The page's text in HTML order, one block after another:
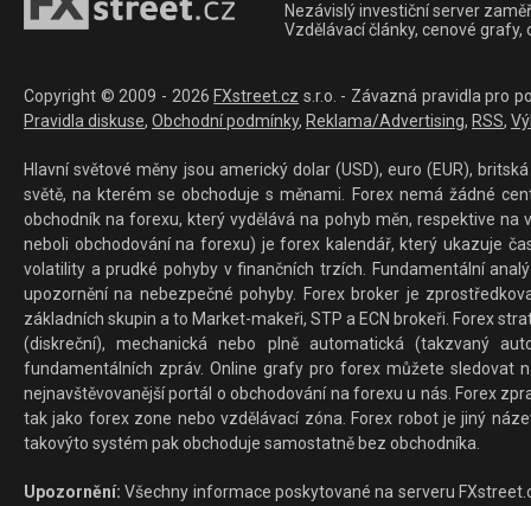
Nezávislý investiční server
Vzdělávací články, cenové
Copyright © 2009 - 2026 FXstreet.cz s.r.o. - Závazná pravidla pro
Pravidla diskuse, Obchodní podmínky, Reklama/Advertising, RSS,
Hlavní světové měny jsou americký dolar (USD), euro (EUR),
světě, na kterém se obchoduje s měnami. Forex nemá žádné
obchodník na forexu, který vydělává na pohyb měn, respektive
neboli obchodování na forexu) je forex kalendář, který ukazuje
volatility a prudké pohyby v finančních trzích. Fundamentální
upozornění na nebezpečné pohyby. Forex broker je
základních skupin a to Market-makeři, STP a ECN brokeři. Forex
(diskreční), mechanická nebo plně automatická (takzvaný
fundamentálních zpráv. Online grafy pro forex můžete sledovat
nejnavštěvovanější portál o obchodování na forexu u nás. Forex
tak jako forex zone nebo vzdělávací zóna. Forex robot je jiný
takovýto systém pak obchoduje samostatně bez obchodníka.
Upozornění: Všechny informace poskytované na serveru